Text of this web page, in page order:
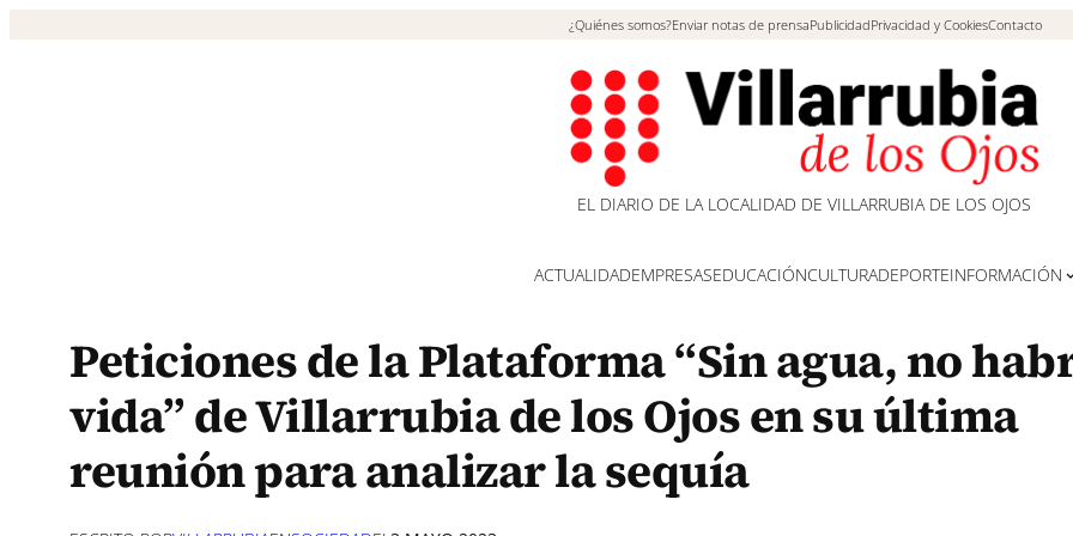
¿Quiénes somos?Enviar notas de prensaPublicidadPrivacidad y CookiesContacto
EL DIARIO DE LA LOCALIDAD DE VILLARRUBIA DE LOS OJOS
ACTUALIDADEMPRESASEDUCACIÓNCULTURADEPORTEINFORMACIÓN
Peticiones de la Plataforma “Sin agua, no
vida” de Villarrubia de los Ojos en su última
reunión para analizar la sequía